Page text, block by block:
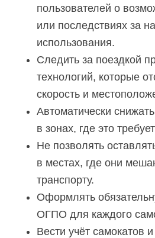
пользователей о
или последствиях за
использования.
Следить за поездкой
технологий, которые
скорость и
Автоматически
в зонах, где это
Не позволять
в местах, где они
транспорту.
Оформлять
ОГПО для каждого
Вести учёт самокатов и